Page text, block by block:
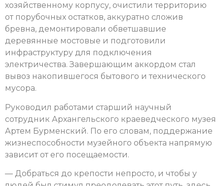
хозяйственному корпусу, очистили территорию
от порубочных остатков, аккуратно сложив
бревна, демонтировали обветшавшие
деревянные мостовые и подготовили
инфраструктуру для подключения
электричества. Завершающим аккордом стал
вывоз накопившегося бытового и технического
мусора.
Руководил работами старший научный
сотрудник Архангельского краеведческого музея
Артем Бурменский. По его словам, поддержание
жизнеспособности музейного объекта напрямую
зависит от его посещаемости.
— Добраться до крепости непросто, и чтобы у